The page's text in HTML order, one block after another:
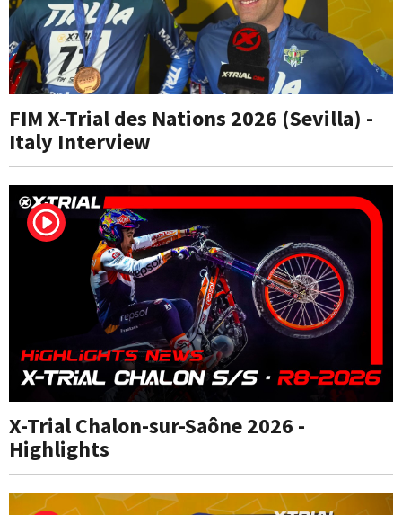
FIM X-Trial des Nations 2026 (Sevilla) -
Italy Interview
X-Trial Chalon-sur-Saône 2026 -
Highlights